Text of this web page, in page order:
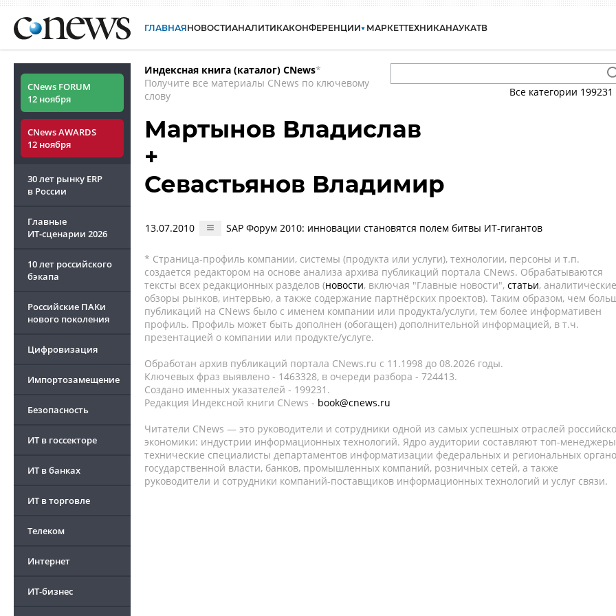
ГЛАВНАЯНОВОСТИАНАЛИТИКАКОНФЕРЕНЦИИ МАРКЕТТЕХНИКАНАУКАТВ
CNews FORUM
12 ноября
CNews AWARDS
12 ноября
30 лет рынку ERP
в России
Главные
ИТ-сценарии 2026
10 лет российского
бэкапа
Российские ПАКи
нового поколения
Цифровизация
Импортозамещение
Безопасность
ИТ в госсекторе
ИТ в банках
ИТ в торговле
Телеком
Интернет
ИТ-бизнес
Индексная книга (каталог) CNews*
Получите все материалы CNews по ключевому
слову
Все категории 199231
Мартынов Владислав
+
Севастьянов Владимир
13.07.2010 SAP Форум 2010: инновации становятся полем битвы ИТ-гигантов
* Страница-профиль компании, системы (продукта или услуги), технологии, персоны и т.п.
создается редактором на основе анализа архива публикаций портала CNews. Обрабатываются
тексты всех редакционных разделов (новости, включая "Главные новости", статьи, аналитические
обзоры рынков, интервью, а также содержание партнёрских проектов). Таким образом, чем
публикаций на CNews было с именем компании или продукта/услуги, тем более информативен
профиль. Профиль может быть дополнен (обогащен) дополнительной информацией, в т.ч.
презентацией о компании или продукте/услуге.
Обработан архив публикаций портала CNews.ru c 11.1998 до 08.2026 годы.
Ключевых фраз выявлено - 1463328, в очереди разбора - 724413.
Создано именных указателей - 199231.
Редакция Индексной книги CNews - book@cnews.ru
Читатели CNews — это руководители и сотрудники одной из самых успешных отраслей
экономики: индустрии информационных технологий. Ядро аудитории составляют топ-
технические специалисты департаментов информатизации федеральных и региональных
государственной власти, банков, промышленных компаний, розничных сетей, а также
руководители и сотрудники компаний-поставщиков информационных технологий и услуг связи.